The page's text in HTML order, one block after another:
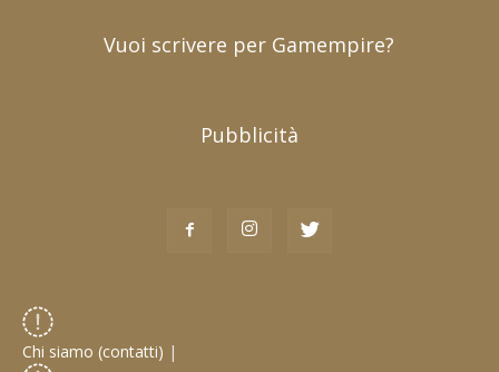
Vuoi scrivere per Gamempire?
Pubblicità
Chi siamo (contatti) |